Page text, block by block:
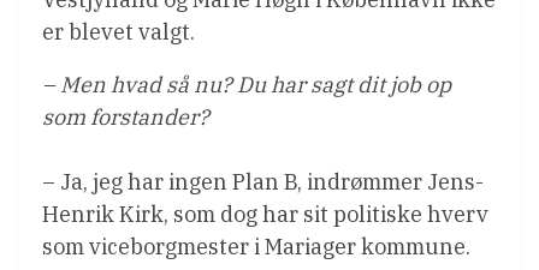
er blevet valgt.
– Men hvad så nu? Du har sagt dit job op
som forstander?
– Ja, jeg har ingen Plan B, indrømmer Jens-
Henrik Kirk, som dog har sit politiske hverv
som viceborgmester i Mariager kommune.